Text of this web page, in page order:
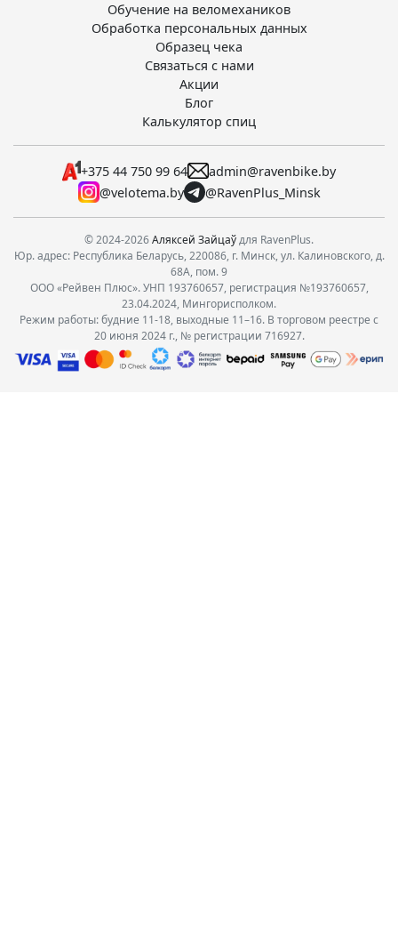
Обучение на веломехаников
Обработка персональных данных
Образец чека
Связаться с нами
Акции
Блог
Калькулятор спиц
+375 44 750 99 64
admin@ravenbike.by
@velotema.by
@RavenPlus_Minsk
© 2024-2026Аляксей Зайцаўдля RavenPlus.
Юр. адрес: Республика Беларусь, 220086, г. Минск, ул. Калиновского, д.
68А, пом. 9
ООО «Рейвен Плюс». УНП 193760657, регистрация №193760657,
23.04.2024, Мингорисполком.
Режим работы: будние 11-18, выходные 11–16. В торговом реестре с
20 июня 2024 г., № регистрации 716927.